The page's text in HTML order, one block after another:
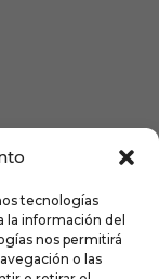
tecnologías
la información del
nos permitirá
o las
- 16:00 a 21:00
- 16:00 a 20:00